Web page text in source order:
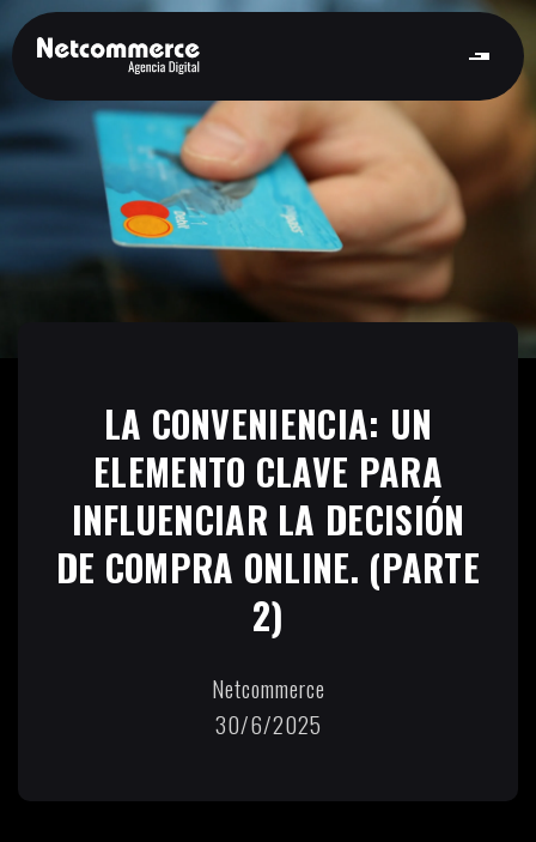
LA CONVENIENCIA: UN
ELEMENTO CLAVE PARA
INFLUENCIAR LA DECISIÓN
DE COMPRA ONLINE. (PARTE
2)
Netcommerce
30/6/2025